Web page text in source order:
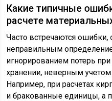
Какие типичные
расчете
Часто встречаются ошибки,
неправильным
игнорированием потерь
хранении, неверным учетом
Например, при расчетах
и бракованные единицы, а